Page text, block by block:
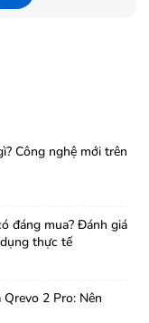
700ml là cấu
Công nghệ mới trên
đáng mua? Đánh giá
thực tế
2 Pro: Nên